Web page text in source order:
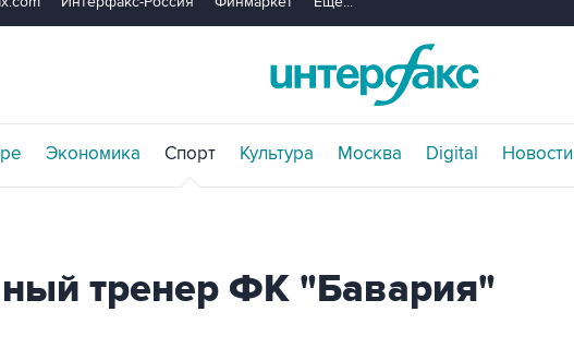
Экономика Спорт Культура Москва Digital Новости
тренер ФК "Бавария"